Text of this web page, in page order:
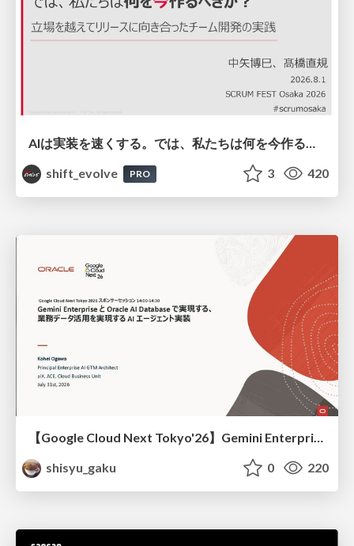
AIは実装を速くする。では、私たちは何を今作るべきか？－立場を越えてリリースに向き合ったチーム開発の実践 / 20260801 Hiromi Nakaya and Naoki Takahashi
shift_evolve
PRO 3 420
【Google Cloud Next Tokyo'26】Gemini Enterprise と Oracle AI Database で実現する、 業務データ活用を実現する AI エージェント実装
shisyu_gaku
0 220